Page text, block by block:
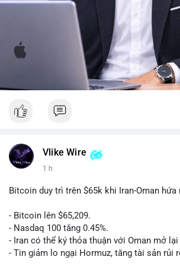
Vlike Wire
1 h
Bitcoin duy trì trên $65k khi Iran-Oman
- Bitcoin lên $65,209.
- Nasdaq 100 tăng 0.45%.
- Iran có thể ký thỏa thuận với Oman mở
- Tin giảm lo ngại Hormuz, tăng tài sản rủi